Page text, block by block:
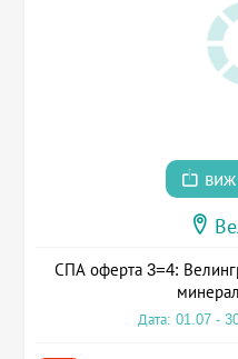
СПА оферта 3=4:
Дата: 01.07 -